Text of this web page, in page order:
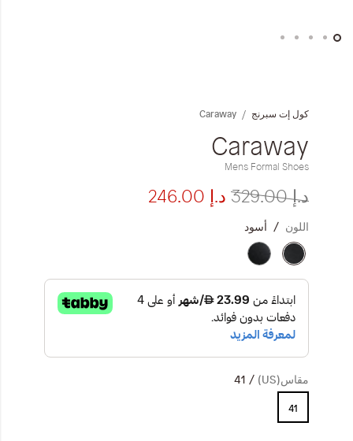
كول إت سبرنج Caraway
Caraway
Mens Formal Shoes
د.إ‏ 329.00 د.إ‏ 246.00
اللون أسود
مقاس(US) 41
41